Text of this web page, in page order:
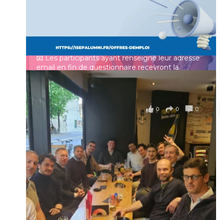
Charger plus Suivre sur Instagram
Depuis plus de 60 ans, cette enquête vise à établir
un panorama complet de la situation socio-
professionnelle des ingénieurs et scientifiques
français.
📧 Les participants ayant renseigné leur adresse
email en fin de questionnaire recevront la
synthèse des résultats...Voir plus
il y a 4 mois
0 0 0
Voir sur Facebook
Mot de passe
Se souvenir de moi
Connexion
Identifiant oublié ?
Mot de passe
oublié ?